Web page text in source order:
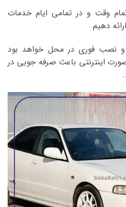
وقت و در تمامی ایام خدمات
دهیم.
و نصب فوری در محل خواهد بود
اینترنتی باعث صرفه جویی در